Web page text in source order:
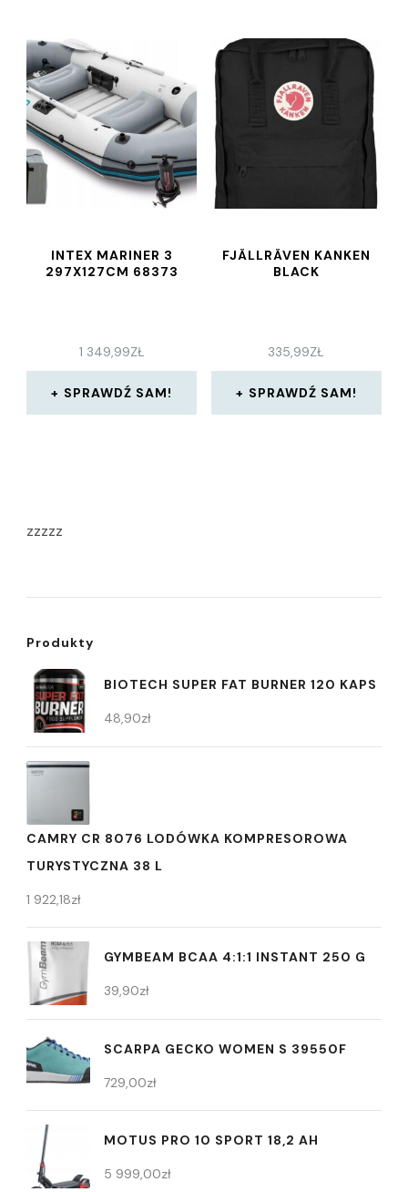
INTEX MARINER 3
297X127CM 68373
1 349,99ZŁ
SPRAWDŹ SAM!
FJÄLLRÄVEN KANKEN
BLACK
335,99ZŁ
SPRAWDŹ SAM!
zzzzz
Produkty
BIOTECH SUPER FAT BURNER 120 KAPS
48,90zł
CAMRY CR 8076 LODÓWKA KOMPRESOROWA
TURYSTYCZNA 38 L
1 922,18zł
GYMBEAM BCAA 4:1:1 INSTANT 250 G
39,90zł
SCARPA GECKO WOMEN S 39550F
729,00zł
MOTUS PRO 10 SPORT 18,2 AH
5 999,00zł